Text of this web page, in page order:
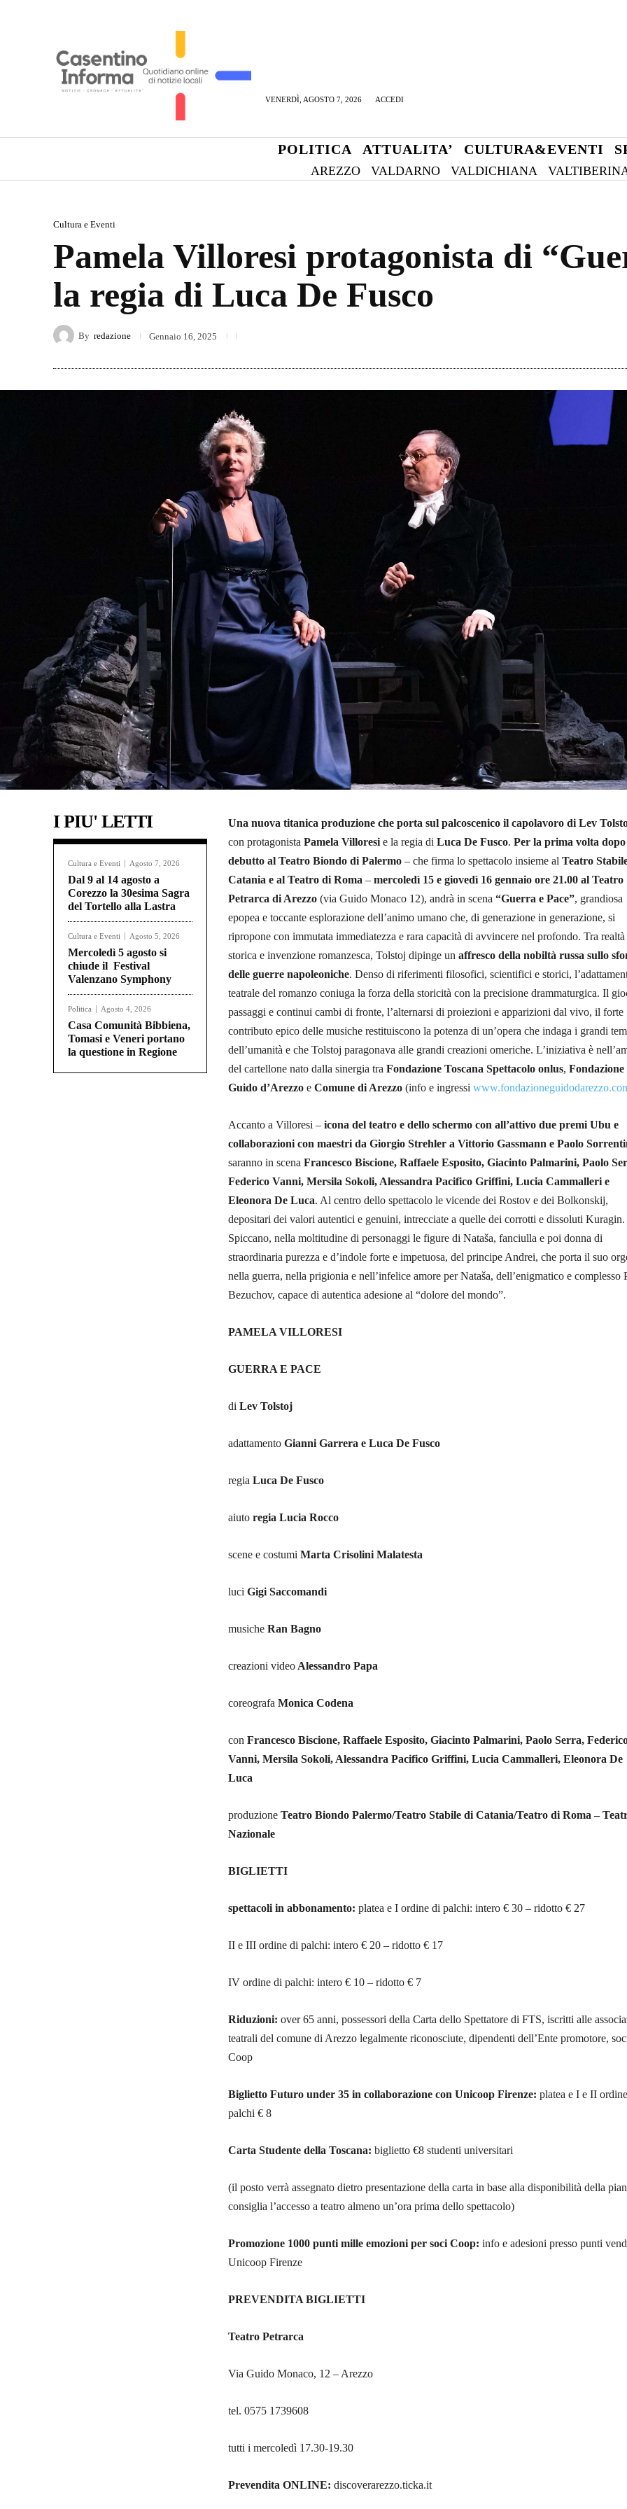
VENERDÌ, AGOSTO 7, 2026 ACCEDI
POLITICA ATTUALITA’ CULTURA&EVENTI
AREZZO VALDARNO VALDICHIANA
Cultura e Eventi
Pamela Villoresi protagonista di
la regia di Luca De Fusco
By redazione Gennaio 16, 2025
I PIU' LETTI
Cultura e Eventi Agosto 7, 2026
Dal 9 al 14 agosto a
Corezzo la 30esima Sagra
del Tortello alla Lastra
Cultura e Eventi Agosto 5, 2026
Mercoledì 5 agosto si
chiude il Festival
Valenzano Symphony
Politica Agosto 4, 2026
Casa Comunità Bibbiena,
Tomasi e Veneri portano
la questione in Regione
Una nuova titanica produzione che porta sul palcoscenico il capolavoro di Lev
con protagonista Pamela Villoresi e la regia di Luca De Fusco. Per la prima volta
debutto al Teatro Biondo di Palermo – che firma lo spettacolo insieme al Teatro
Catania e al Teatro di Roma – mercoledì 15 e giovedì 16 gennaio ore 21.00 al Teatro
Petrarca di Arezzo (via Guido Monaco 12), andrà in scena “Guerra e Pace”, grandiosa
epopea e toccante esplorazione dell’animo umano che, di generazione in generazione, si
ripropone con immutata immediatezza e rara capacità di avvincere nel profondo. Tra realtà
storica e invenzione romanzesca, Tolstoj dipinge un affresco della nobiltà russa sullo
delle guerre napoleoniche. Denso di riferimenti filosofici, scientifici e storici,
teatrale del romanzo coniuga la forza della storicità con la precisione drammaturgica. Il
passaggi e continui cambi di fronte, l’alternarsi di proiezioni e apparizioni dal vivo, il forte
contributo epico delle musiche restituiscono la potenza di un’opera che indaga i grandi
dell’umanità e che Tolstoj paragonava alle grandi creazioni omeriche. L’iniziativa è
del cartellone nato dalla sinergia tra Fondazione Toscana Spettacolo onlus, Fondazione
Guido d’Arezzo e Comune di Arezzo (info e ingressi
Accanto a Villoresi – icona del teatro e dello schermo con all’attivo due premi Ubu e
collaborazioni con maestri da Giorgio Strehler a Vittorio Gassmann e Paolo
saranno in scena Francesco Biscione, Raffaele Esposito, Giacinto Palmarini, Paolo
Federico Vanni, Mersila Sokoli, Alessandra Pacifico Griffini, Lucia Cammalleri e
Eleonora De Luca. Al centro dello spettacolo le vicende dei Rostov e dei Bolkonskij,
depositari dei valori autentici e genuini, intrecciate a quelle dei corrotti e dissoluti Kuragin.
Spiccano, nella moltitudine di personaggi le figure di Nataša, fanciulla e poi donna di
straordinaria purezza e d’indole forte e impetuosa, del principe Andrei, che porta il suo
nella guerra, nella prigionia e nell’infelice amore per Nataša, dell’enigmatico e complesso
Bezuchov, capace di autentica adesione al “dolore del mondo”.
PAMELA VILLORESI
GUERRA E PACE
di Lev Tolstoj
adattamento Gianni Garrera e Luca De Fusco
regia Luca De Fusco
aiuto regia Lucia Rocco
scene e costumi Marta Crisolini Malatesta
luci Gigi Saccomandi
musiche Ran Bagno
creazioni video Alessandro Papa
coreografa Monica Codena
con Francesco Biscione, Raffaele Esposito, Giacinto Palmarini, Paolo Serra,
Vanni, Mersila Sokoli, Alessandra Pacifico Griffini, Lucia Cammalleri, Eleonora De
Luca
produzione Teatro Biondo Palermo/Teatro Stabile di Catania/Teatro di Roma –
Nazionale
BIGLIETTI
spettacoli in abbonamento: platea e I ordine di palchi: intero € 30 – ridotto € 27
II e III ordine di palchi: intero € 20 – ridotto € 17
IV ordine di palchi: intero € 10 – ridotto € 7
Riduzioni: over 65 anni, possessori della Carta dello Spettatore di FTS, iscritti alle
teatrali del comune di Arezzo legalmente riconosciute, dipendenti dell’Ente promotore,
Coop
Biglietto Futuro under 35 in collaborazione con Unicoop Firenze: platea e I e II
palchi € 8
Carta Studente della Toscana: biglietto €8 studenti universitari
(il posto verrà assegnato dietro presentazione della carta in base alla disponibilità della
consiglia l’accesso a teatro almeno un’ora prima dello spettacolo)
Promozione 1000 punti mille emozioni per soci Coop: info e adesioni presso punti
Unicoop Firenze
PREVENDITA BIGLIETTI
Teatro Petrarca
Via Guido Monaco, 12 – Arezzo
tel. 0575 1739608
tutti i mercoledì 17.30-19.30
Prevendita ONLINE: discoverarezzo.ticka.it